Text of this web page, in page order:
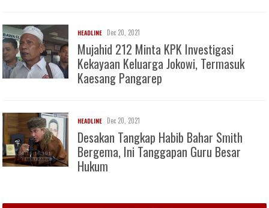
HEADLINE Dec 20, 2021
Mujahid 212 Minta KPK Investigasi
Kekayaan Keluarga Jokowi, Termasuk
Kaesang Pangarep
HEADLINE Dec 20, 2021
Desakan Tangkap Habib Bahar Smith
Bergema, Ini Tanggapan Guru Besar
Hukum